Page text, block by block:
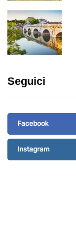
Seguici
Facebook
Instagram